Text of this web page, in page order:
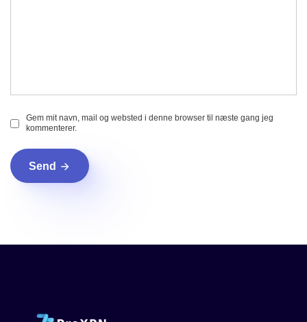
Gem mit navn, mail og websted i denne browser til næste gang jeg
kommenterer.
Send